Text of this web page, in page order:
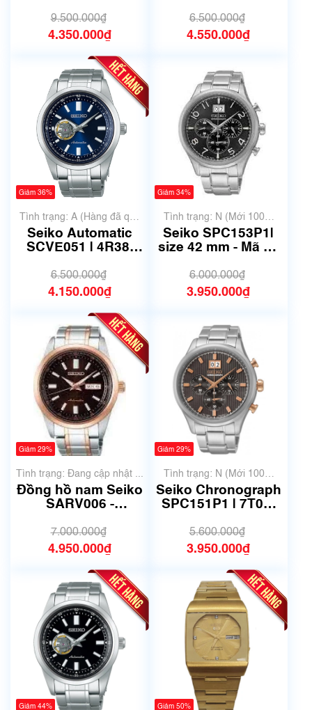
| Mã số 6733
9.500.000₫
4.350.000₫
6.500.000₫
4.550.000₫
Giảm 36%
Tình trạng: A (Hàng đã qua
sử dụng nhưng rất đẹp,
không có xước)
Seiko Automatic
SCVE051 | 4R38-
Mã số 6767
6.500.000₫
4.150.000₫
Giảm 34%
Tình trạng: N (Mới 100%
chưa qua sử dụng)
Seiko SPC153P1|
size 42 mm - Mã số
6.000.000₫
3.950.000₫
Giảm 29%
Tình trạng: Đang cập nhật ...
Đồng hồ nam Seiko
SARV006 -
41.5 mm- Mã số
6681
7.000.000₫
4.950.000₫
Giảm 29%
Tình trạng: N (Mới 100%
chưa qua sử dụng)
Seiko Chronograph
SPC151P1 | 7T04-
Mã số 6665
5.600.000₫
3.950.000₫
Giảm 44% Giảm 50%